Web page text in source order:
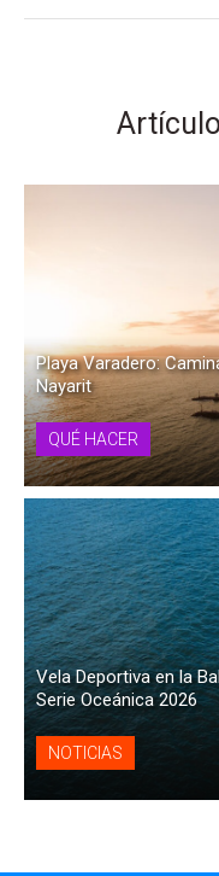
Playa Varadero:
Nayarit
QUÉ HACER
Vela Deportiva en la
Serie Oceánica 2026
NOTICIAS